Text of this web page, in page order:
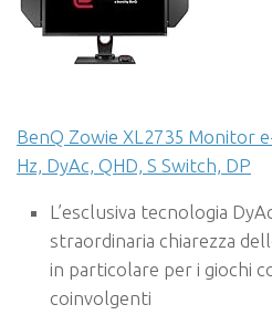
BenQ Zowie XL2735 Monitor
Hz, DyAc, QHD, S Switch, DP
L’esclusiva tecnologia
straordinaria chiarezza
in particolare per i giochi
coinvolgenti